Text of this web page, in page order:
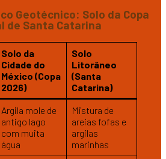
Geotécnico: Solo da Copa
de Santa Catarina
Solo da
Cidade do
México (Copa
2026)
Solo
Litorâneo
(Santa
Catarina)
Argila mole de
antigo lago
com muita
água
Mistura de
areias fofas e
argilas
marinhas